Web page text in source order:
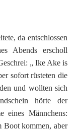
da entschlossen
Abends erscholl
„ Ike Ake is
sofort rüsteten die
und wollten sich
hörte der
eines Männchens:
Boot kommen, aber